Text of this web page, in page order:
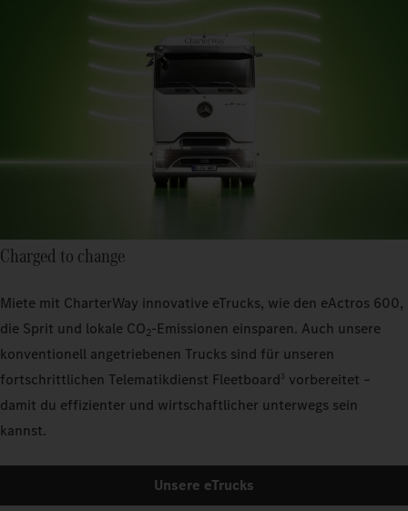
Charged to change
Miete mit CharterWay innovative eTrucks, wie den eActros 600,
die Sprit und lokale CO2-Emissionen einsparen. Auch unsere
konventionell angetriebenen Trucks sind für unseren
fortschrittlichen Telematikdienst Fleetboard3 vorbereitet –
damit du effizienter und wirtschaftlicher unterwegs sein
kannst.
Unsere eTrucks